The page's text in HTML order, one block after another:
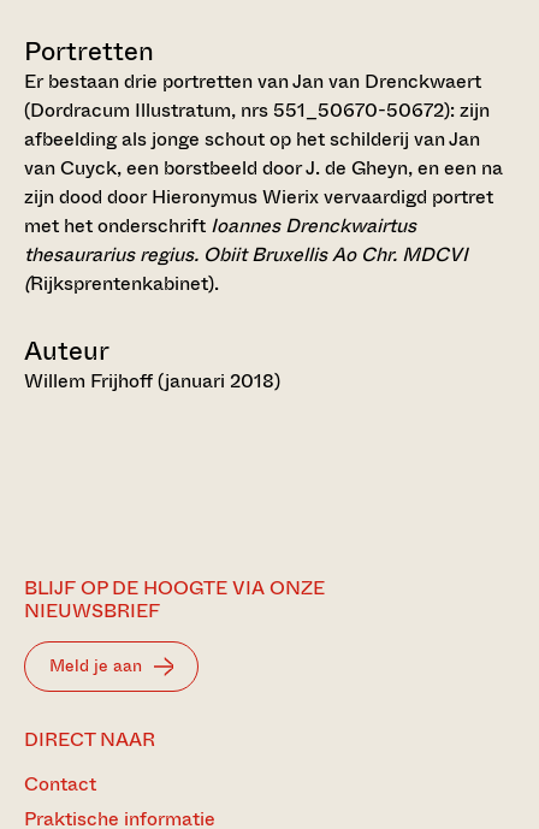
Portretten
Er bestaan drie portretten van Jan van Drenckwaert
(Dordracum Illustratum, nrs 551_50670-50672): zijn
afbeelding als jonge schout op het schilderij van Jan
van Cuyck, een borstbeeld door J. de Gheyn, en een na
zijn dood door Hieronymus Wierix vervaardigd portret
met het onderschrift Ioannes Drenckwairtus
thesaurarius regius. Obiit Bruxellis Ao Chr. MDCVI
(Rijksprentenkabinet).
Auteur
Willem Frijhoff (januari 2018)
BLIJF OP DE HOOGTE VIA ONZE
NIEUWSBRIEF
Meld je aan
DIRECT NAAR
Contact
Praktische informatie